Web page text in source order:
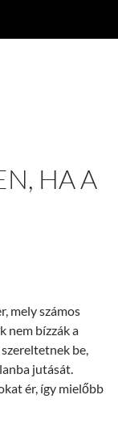
HA A
mely számos
nem bízzák a
be,
jutását.
ér, így mielőbb
meghibásodik!